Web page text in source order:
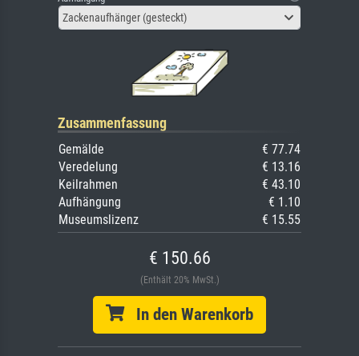
Zackenaufhänger (gesteckt)
Zusammenfassung
Gemälde
€ 77.74
Veredelung
€ 13.16
Keilrahmen
€ 43.10
Aufhängung
€ 1.10
Museumslizenz
€ 15.55
€ 150.66
(Enthält 20% MwSt.)
In den Warenkorb